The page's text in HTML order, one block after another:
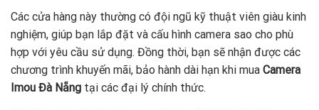
Các cửa hàng này thường có đội ngũ kỹ thuật viên giàu kinh
nghiệm, giúp bạn lắp đặt và cấu hình camera sao cho phù
hợp với yêu cầu sử dụng. Đồng thời, bạn sẽ nhận được các
chương trình khuyến mãi, bảo hành dài hạn khi mua Camera
Imou Đà Nẵng tại các đại lý chính thức.